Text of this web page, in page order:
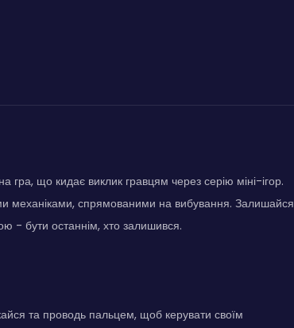
що кидає виклик гравцям через серію міні-ігор.
механіками, спрямованими на вибування. Залишайся
- бути останнім, хто залишився.
та проводь пальцем, щоб керувати своїм